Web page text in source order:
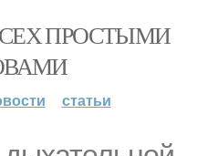
ПРОСТЫМИ
статьи